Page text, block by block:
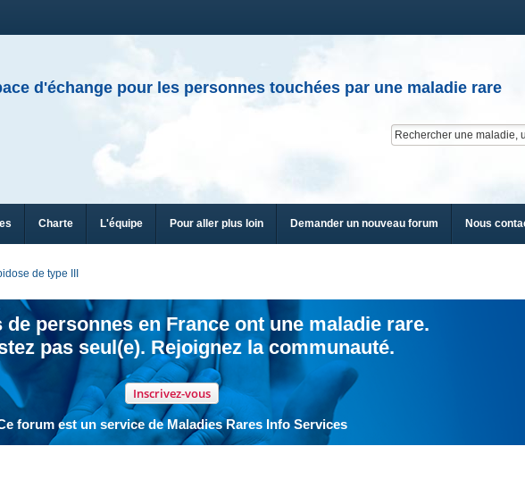
d'échange pour les personnes touchées par une maladie rare
Charte L'équipe Pour aller plus loin Demander un nouveau forum Nous
de type III
personnes en France ont une maladie rare.
pas seul(e). Rejoignez la communauté.
Inscrivez-vous
forum est un service de Maladies Rares Info Services